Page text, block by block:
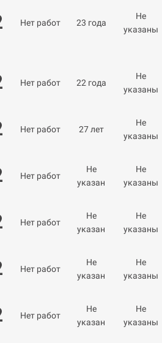
Нет работ 23 года
Не
указаны
Нет работ 22 года
Не
указаны
Нет работ 27 лет
Не
указаны
Нет работ
Не
указан
Не
указаны
Нет работ
Не
указан
Не
указаны
Нет работ
Не
указан
Не
указаны
Нет работ
Не
указан
Не
указаны